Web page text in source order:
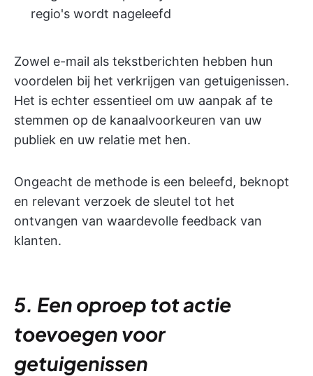
regio's wordt nageleefd
Zowel e-mail als tekstberichten hebben hun
voordelen bij het verkrijgen van getuigenissen.
Het is echter essentieel om uw aanpak af te
stemmen op de kanaalvoorkeuren van uw
publiek en uw relatie met hen.
Ongeacht de methode is een beleefd, beknopt
en relevant verzoek de sleutel tot het
ontvangen van waardevolle feedback van
klanten.
5. Een oproep tot actie
toevoegen voor
getuigenissen